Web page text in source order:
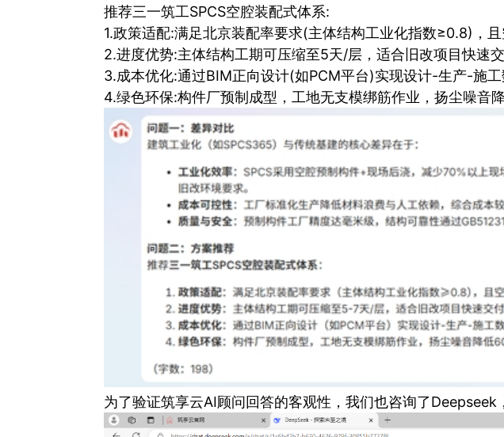
推荐三一筑工SPCS空腔装配式体系:
1.政策适配:满足北京装配率要求(主体结构工业化指数≥0.8)，且
2.进度优势:主体结构工期可压缩至5天/层，适合旧改项目快速交
3.成本优化:通过BIM正向设计(如PCM平台)实现设计-生产-施工
4.绿色环保:构件厂预制成型，工地无支模绑筋作业，扬尘噪音
为了验证筑享云AI顾问回答的客观性，我们也咨询了Deepseek